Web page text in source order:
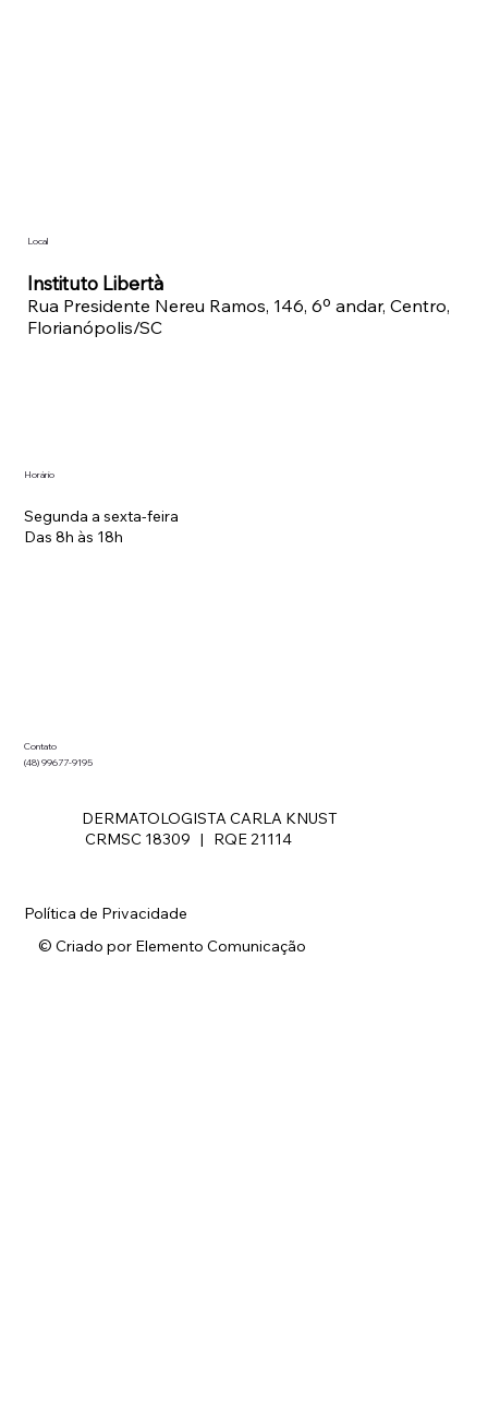
Política de Privacidade
© Criado por Elemento Comunicação
Local
Instituto Libertà
Rua Presidente Nereu Ramos, 146, 6º andar, Centro,
Florianópolis/SC
Horário
Segunda a sexta-feira
Das 8h às 18h
Contato
(48) 99677-9195
DERMATOLOGISTA CARLA KNUST
CRMSC 18309 | RQE 21114